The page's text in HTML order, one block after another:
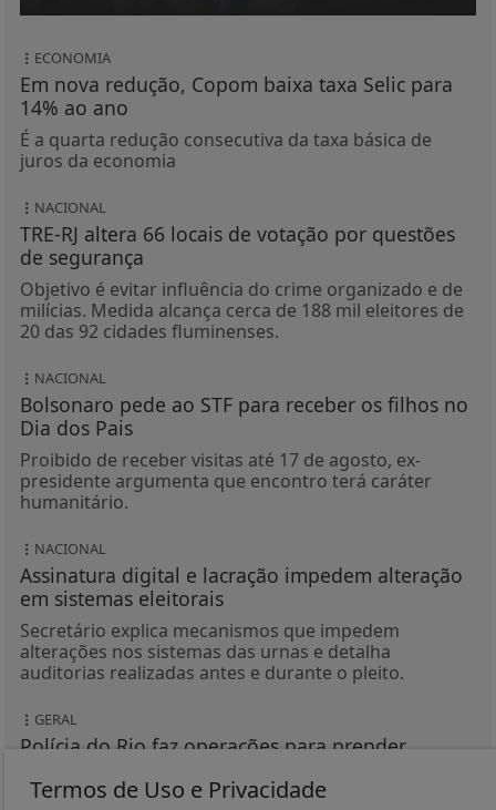
ECONOMIA
Em nova redução, Copom baixa taxa Selic para
14% ao ano
É a quarta redução consecutiva da taxa básica de
juros da economia
NACIONAL
TRE-RJ altera 66 locais de votação por questões
de segurança
Objetivo é evitar influência do crime organizado e de
milícias. Medida alcança cerca de 188 mil eleitores de
20 das 92 cidades fluminenses.
NACIONAL
Bolsonaro pede ao STF para receber os filhos no
Dia dos Pais
Proibido de receber visitas até 17 de agosto, ex-
presidente argumenta que encontro terá caráter
humanitário.
NACIONAL
Assinatura digital e lacração impedem alteração
em sistemas eleitorais
Secretário explica mecanismos que impedem
alterações nos sistemas das urnas e detalha
auditorias realizadas antes e durante o pleito.
GERAL
Polícia do Rio faz operações para prender
Quadrilha aumentou a atuação no roubo de veículos
Termos de Uso e Privacidade